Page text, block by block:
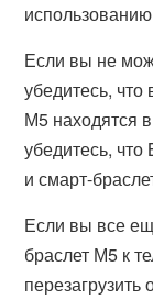
Если вы не
убедитесь,
М5 находятся
убедитесь,
и смарт-
Если вы все
браслет М5 к
перезагрузить